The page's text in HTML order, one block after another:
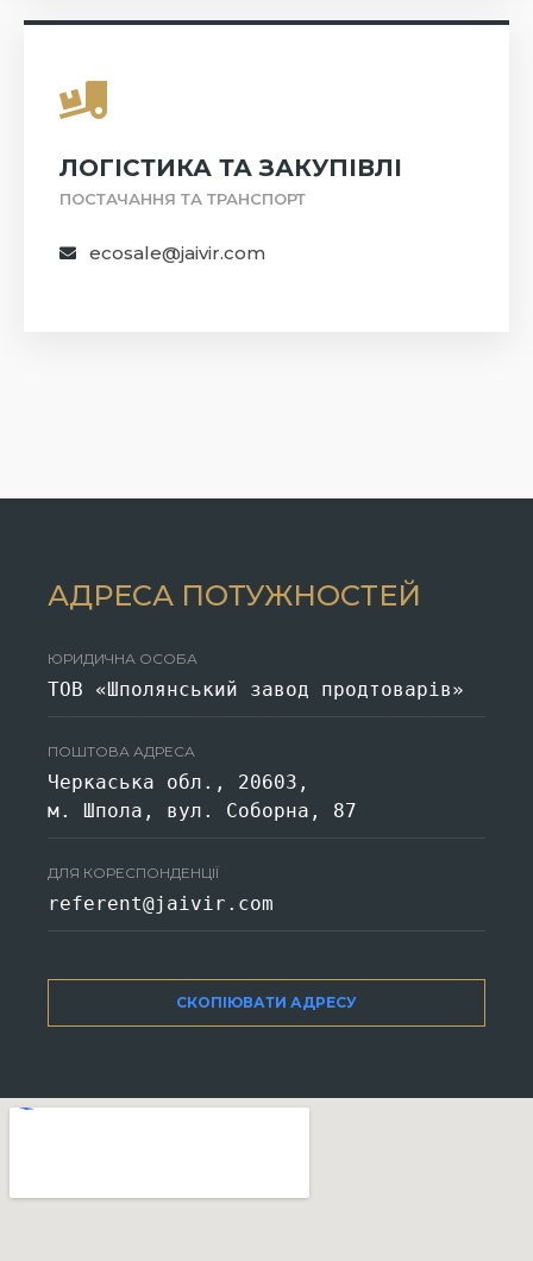
ЛОГІСТИКА ТА ЗАКУПІВЛІ
ПОСТАЧАННЯ ТА ТРАНСПОРТ
ecosale@jaivir.com
АДРЕСА ПОТУЖНОСТЕЙ
ЮРИДИЧНА ОСОБА
ТОВ «Шполянський завод продтоварів»
ПОШТОВА АДРЕСА
Черкаська обл., 20603,
м. Шпола, вул. Соборна, 87
ДЛЯ КОРЕСПОНДЕНЦІЇ
referent@jaivir.com
СКОПІЮВАТИ АДРЕСУ